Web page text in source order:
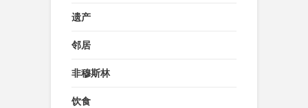
遗产
邻居
非穆斯林
饮食